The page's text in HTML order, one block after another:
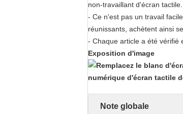
non-travaillant d'écran tactile.
- Ce n'est pas un travail
réunissants, achètent ainsi
- Chaque article a été vérifié
Exposition d'image
Note globale